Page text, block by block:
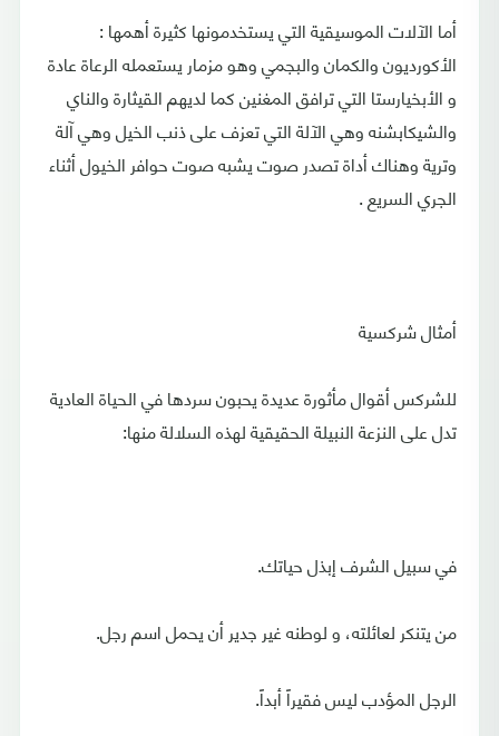
أما الآلات الموسيقية التي يستخدمونها كثيرة أهمها :
الأكورديون والكمان والبجمي وهو مزمار يستعمله الرعاة عادة
و الأبخيارستا التي ترافق المغنين كما لديهم القيثارة والناي
والشيكابشنه وهي الآلة التي تعزف على ذنب الخيل وهي آلة
وترية وهناك أداة تصدر صوت يشبه صوت حوافر الخيول أثناء
الجري السريع .
أمثال شركسية
للشركس أقوال مأثورة عديدة يحبون سردها في الحياة العادية
تدل على النزعة النبيلة الحقيقية لهذه السلالة منها:
في سبيل الشرف إبذل حياتك.
من يتنكر لعائلته، و لوطنه غير جدير أن يحمل اسم رجل.
الرجل المؤدب ليس فقيراً أبداً.